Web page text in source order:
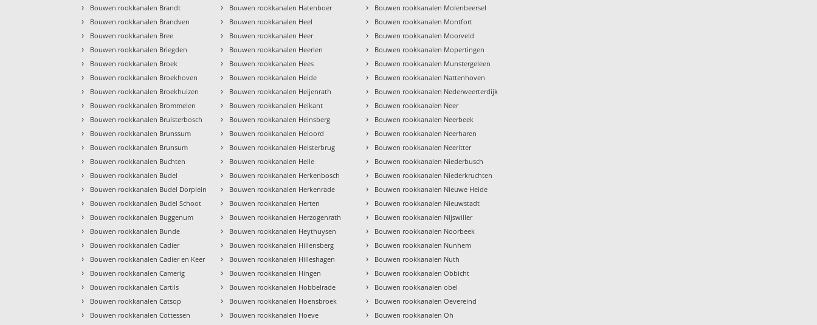
› Bouwen rookkanalen Brandt
› Bouwen rookkanalen Brandven
› Bouwen rookkanalen Bree
› Bouwen rookkanalen Briegden
› Bouwen rookkanalen Broek
› Bouwen rookkanalen Broekhoven
› Bouwen rookkanalen Broekhuizen
› Bouwen rookkanalen Brommelen
› Bouwen rookkanalen Bruisterbosch
› Bouwen rookkanalen Brunssum
› Bouwen rookkanalen Brunsum
› Bouwen rookkanalen Buchten
› Bouwen rookkanalen Budel
› Bouwen rookkanalen Budel Dorplein
› Bouwen rookkanalen Budel Schoot
› Bouwen rookkanalen Buggenum
› Bouwen rookkanalen Bunde
› Bouwen rookkanalen Cadier
› Bouwen rookkanalen Cadier en Keer
› Bouwen rookkanalen Camerig
› Bouwen rookkanalen Cartils
› Bouwen rookkanalen Catsop
› Bouwen rookkanalen Cottessen
› Bouwen rookkanalen Hatenboer
› Bouwen rookkanalen Heel
› Bouwen rookkanalen Heer
› Bouwen rookkanalen Heerlen
› Bouwen rookkanalen Hees
› Bouwen rookkanalen Heide
› Bouwen rookkanalen Heijenrath
› Bouwen rookkanalen Heikant
› Bouwen rookkanalen Heinsberg
› Bouwen rookkanalen Heioord
› Bouwen rookkanalen Heisterbrug
› Bouwen rookkanalen Helle
› Bouwen rookkanalen Herkenbosch
› Bouwen rookkanalen Herkenrade
› Bouwen rookkanalen Herten
› Bouwen rookkanalen Herzogenrath
› Bouwen rookkanalen Heythuysen
› Bouwen rookkanalen Hillensberg
› Bouwen rookkanalen Hilleshagen
› Bouwen rookkanalen Hingen
› Bouwen rookkanalen Hobbelrade
› Bouwen rookkanalen Hoensbroek
› Bouwen rookkanalen Hoeve
› Bouwen rookkanalen Molenbeersel
› Bouwen rookkanalen Montfort
› Bouwen rookkanalen Moorveld
› Bouwen rookkanalen Mopertingen
› Bouwen rookkanalen Munstergeleen
› Bouwen rookkanalen Nattenhoven
› Bouwen rookkanalen Nederweerterdijk
› Bouwen rookkanalen Neer
› Bouwen rookkanalen Neerbeek
› Bouwen rookkanalen Neerharen
› Bouwen rookkanalen Neeritter
› Bouwen rookkanalen Niederbusch
› Bouwen rookkanalen Niederkruchten
› Bouwen rookkanalen Nieuwe Heide
› Bouwen rookkanalen Nieuwstadt
› Bouwen rookkanalen Nijswiller
› Bouwen rookkanalen Noorbeek
› Bouwen rookkanalen Nunhem
› Bouwen rookkanalen Nuth
› Bouwen rookkanalen Obbicht
› Bouwen rookkanalen obel
› Bouwen rookkanalen Oevereind
› Bouwen rookkanalen Oh